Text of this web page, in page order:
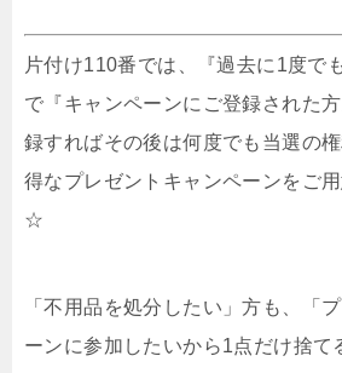
片付け110番では、『過去に1度で
で『キャンペーンにご登録された
録すればその後は何度でも当選の
得なプレゼントキャンペーンをご
☆
「不用品を処分したい」方も、「
ーンに参加したいから1点だけ捨て